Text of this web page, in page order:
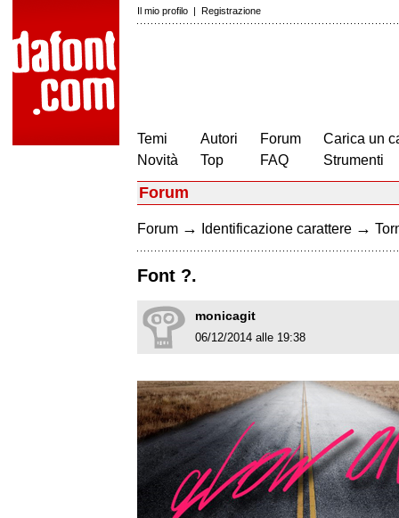
Il mio profilo | Registrazione
Temi
Novità
Autori
Top
Forum
FAQ
Carica un
Strumenti
Forum
Forum → Identificazione carattere →
Font ?.
monicagit
06/12/2014 alle 19:38